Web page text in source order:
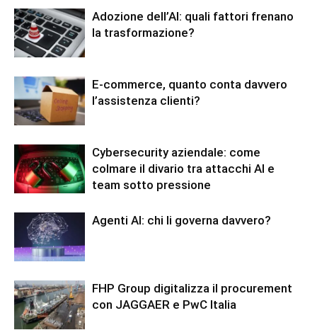
Adozione dell’AI: quali fattori frenano
la trasformazione?
E-commerce, quanto conta davvero
l’assistenza clienti?
Cybersecurity aziendale: come
colmare il divario tra attacchi AI e
team sotto pressione
Agenti AI: chi li governa davvero?
FHP Group digitalizza il procurement
con JAGGAER e PwC Italia